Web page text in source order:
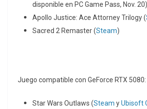
disponible en PC Game Pass, Nov. 20)
Apollo Justice: Ace Attorney Trilogy (
Sacred 2 Remaster (Steam)
Juego compatible con GeForce RTX 5080:
Star Wars Outlaws (Steam yUbisoft